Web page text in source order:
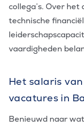
collega’s. Over
technische
vaardigheden
Het salaris
vacatures in
Benieuwd naar